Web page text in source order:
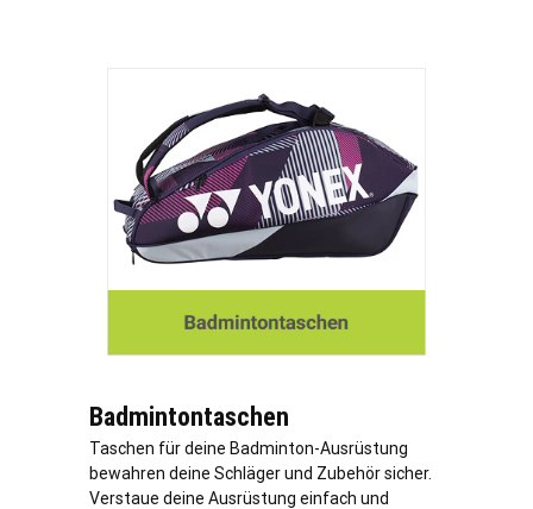
Badmintontaschen
Taschen für deine Badminton-Ausrüstung
bewahren deine Schläger und Zubehör sicher.
Verstaue deine Ausrüstung einfach und